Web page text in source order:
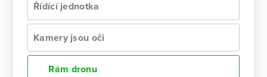
Řídící jednotka
Kamery jsou oči
Rám dronu